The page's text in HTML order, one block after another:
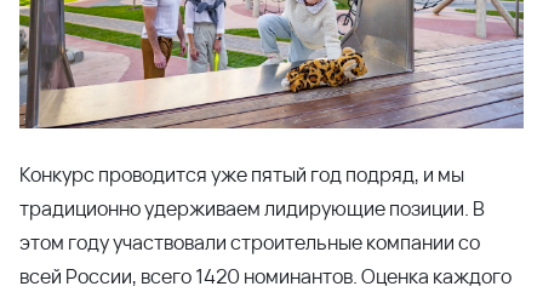
Конкурс проводится уже пятый год подряд, и мы
традиционно удерживаем лидирующие позиции. В
этом году участвовали строительные компании со
всей России, всего 1420 номинантов. Оценка каждого